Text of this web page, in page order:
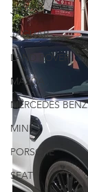
JEEP
JAGUAR
LAND ROVER
MAZDA
MERCEDES BENZ
MINI
PORSCHE
SEAT